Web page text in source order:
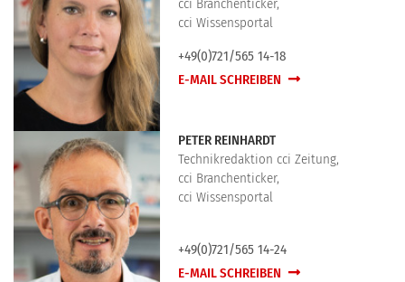
cci Branchenticker,
cci Wissensportal
+49(0)721/565 14-18
E-MAIL SCHREIBEN
PETER REINHARDT
Technikredaktion cci Zeitung,
cci Branchenticker,
cci Wissensportal
+49(0)721/565 14-24
E-MAIL SCHREIBEN